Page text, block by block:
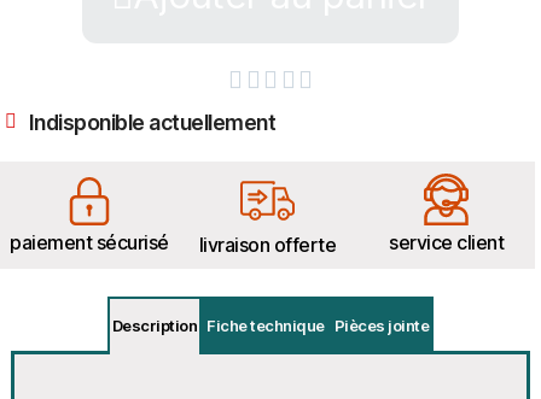
    
Indisponible actuellement
paiement sécurisé livraison offerte service client
Description Fiche technique Pièces jointe